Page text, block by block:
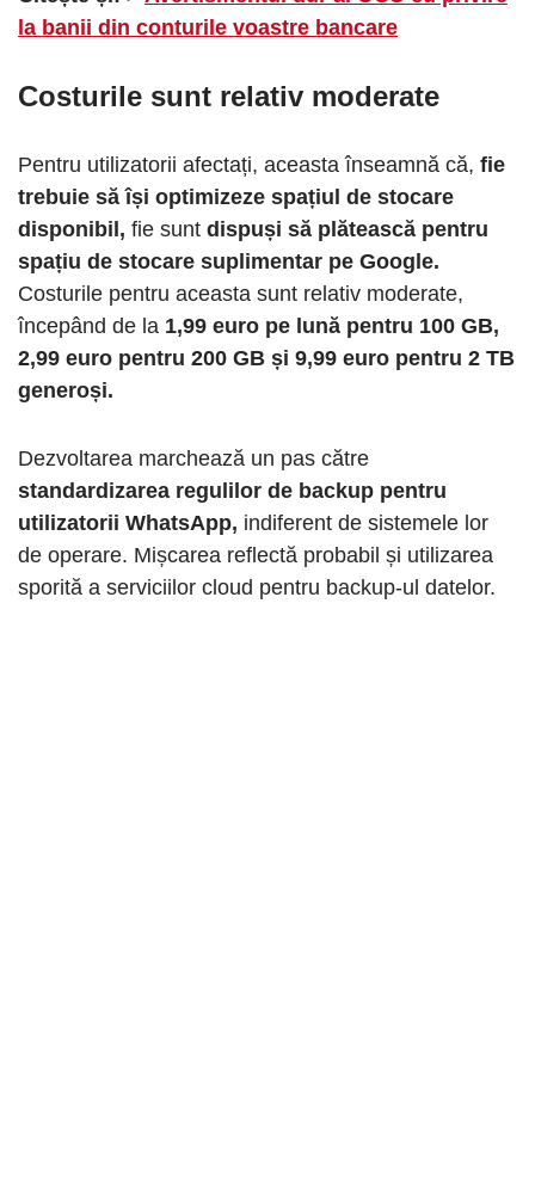
la banii din conturile voastre bancare
Costurile sunt relativ moderate
Pentru utilizatorii afectați, aceasta înseamnă că, fie
trebuie să își optimizeze spațiul de stocare
disponibil, fie sunt dispuși să plătească pentru
spațiu de stocare suplimentar pe Google.
Costurile pentru aceasta sunt relativ moderate,
începând de la 1,99 euro pe lună pentru 100 GB,
2,99 euro pentru 200 GB și 9,99 euro pentru 2 TB
generoși.
Dezvoltarea marchează un pas către
standardizarea regulilor de backup pentru
utilizatorii WhatsApp, indiferent de sistemele lor
de operare. Mișcarea reflectă probabil și utilizarea
sporită a serviciilor cloud pentru backup-ul datelor.